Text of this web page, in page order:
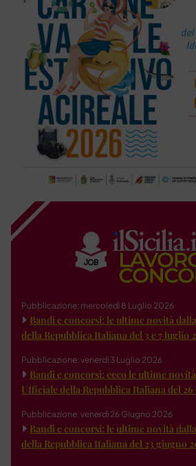
Pubblicazione: mercoledì 8 Luglio 2026
Bandi e concorsi: le ultime novità
della Repubblica Italiana del 3 e 7 luglio
Pubblicazione: venerdì 3 Luglio 2026
Bandi e concorsi: ecco le ultime
Ufficiale della Repubblica Italiana del 26
Pubblicazione: venerdì 26 Giugno 2026
Bandi e concorsi: le ultime novità
della Repubblica Italiana del 23 giugno